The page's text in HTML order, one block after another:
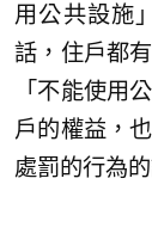
用公共設施
話，住戶都
「不能使用
戶的權益，
處罰的行為